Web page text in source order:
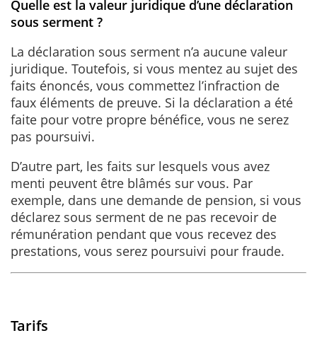
Quelle est la valeur juridique d’une déclaration
sous serment ?
La déclaration sous serment n’a aucune valeur
juridique. Toutefois, si vous mentez au sujet des
faits énoncés, vous commettez l’infraction de
faux éléments de preuve. Si la déclaration a été
faite pour votre propre bénéfice, vous ne serez
pas poursuivi.
D’autre part, les faits sur lesquels vous avez
menti peuvent être blâmés sur vous. Par
exemple, dans une demande de pension, si vous
déclarez sous serment de ne pas recevoir de
rémunération pendant que vous recevez des
prestations, vous serez poursuivi pour fraude.
Tarifs